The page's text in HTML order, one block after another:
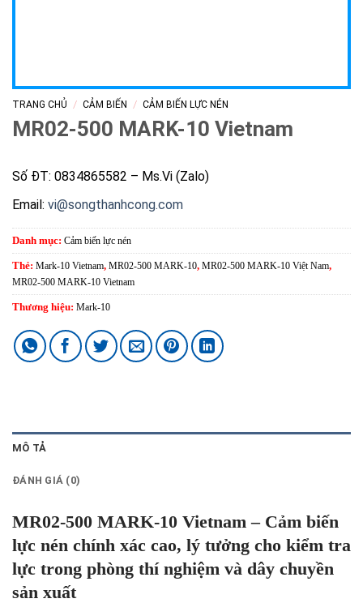
TRANG CHỦ / CẢM BIẾN / CẢM BIẾN LỰC NÉN
MR02-500 MARK-10 Vietnam
Số ĐT: 0834865582 – Ms.Vi (Zalo)
Email: vi@songthanhcong.com
Danh mục: Cảm biến lực nén
Thẻ: Mark-10 Vietnam, MR02-500 MARK-10, MR02-500 MARK-10 Việt Nam,
MR02-500 MARK-10 Vietnam
Thương hiệu: Mark-10
MÔ TẢ
ĐÁNH GIÁ (0)
MR02-500 MARK-10 Vietnam – Cảm biến
lực nén chính xác cao, lý tưởng cho kiểm tra
lực trong phòng thí nghiệm và dây chuyền
sản xuất